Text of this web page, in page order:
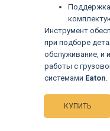
КУПИТЬ
Инструмент
при подборе
обслуживание, и
работы с
системами Eaton.
Языки